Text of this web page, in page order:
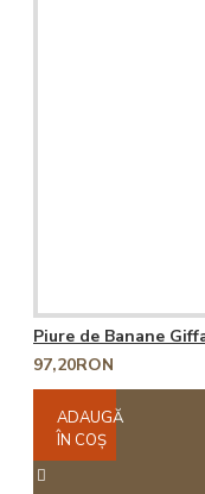
Piure de Banane
97,20RON
ADAUGĂ
ÎN COŞ